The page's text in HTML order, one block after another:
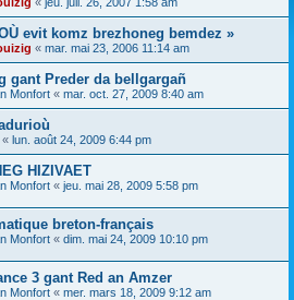
evit komz brezhoneg bemdez »
« mar. mai 23, 2006 11:14 am
gant Preder da bellgargañ
Monfort « mar. oct. 27, 2009 8:40 am
« lun. août 24, 2009 6:44 pm
HIZIVAET
Monfort « jeu. mai 28, 2009 5:58 pm
breton-français
Monfort « dim. mai 24, 2009 10:10 pm
3 gant Red an Amzer
Monfort « mer. mars 18, 2009 9:12 am